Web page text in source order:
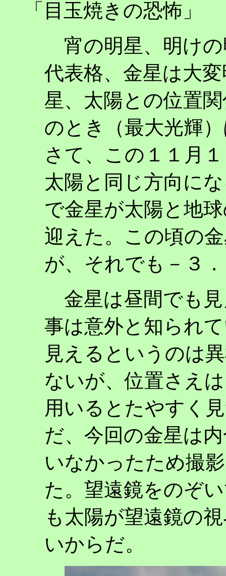
「目玉焼きの恐怖」
宵の明星、明けの
代表格、金星は大
星、太陽との位置
のとき（最大光輝
さて、この１１月
太陽と同じ方向に
で金星が太陽と地
迎えた。この頃の
が、それでも－３
金星は昼間でも
事は意外と知られ
見えるというのは
ないが、位置さえ
用いるとたやすく
だ、今回の金星は
いなかったため撮
た。望遠鏡をのぞ
も太陽が望遠鏡の
いからだ。